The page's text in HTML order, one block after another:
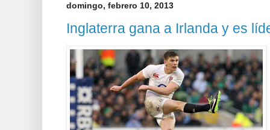
domingo, febrero 10, 2013
Inglaterra gana a Irlanda y es